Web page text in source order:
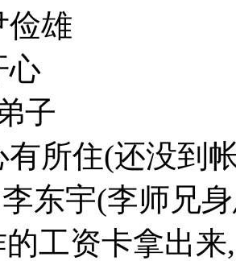
俭雄
心
子
有所住(还没到
李东宇(李师兄
工资卡拿出